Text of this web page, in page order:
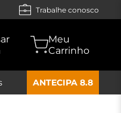
Trabalhe conosco
ANTECIPA 8.8